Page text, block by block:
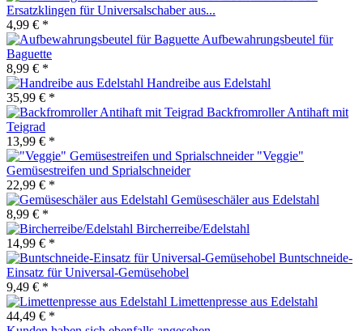
Ersatzklingen für Universalschaber aus...
4,99 € *
Aufbewahrungsbeutel für
Baguette
8,99 € *
Handreibe aus Edelstahl
35,99 € *
Backfromroller Antihaft mit
Teigrad
13,99 € *
"Veggie"
Gemüsestreifen und Sprialschneider
22,99 € *
Gemüseschäler aus Edelstahl
8,99 € *
Bircherreibe/Edelstahl
14,99 € *
Buntschneide-
Einsatz für Universal-Gemüsehobel
9,49 € *
Limettenpresse aus Edelstahl
44,49 € *